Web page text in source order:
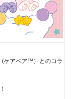
ケアベア™）とのコラ